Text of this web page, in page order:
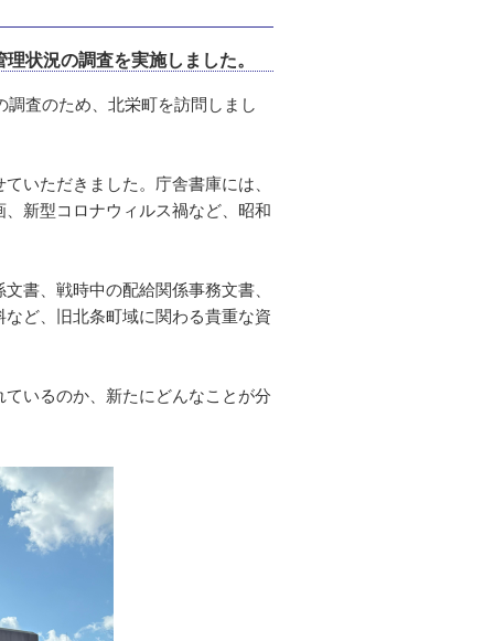
状況の調査を実施しました。
査のため、北栄町を訪問しまし
いただきました。庁舎書庫には、
新型コロナウィルス禍など、昭和
書、戦時中の配給関係事務文書、
ど、旧北条町域に関わる貴重な資
いるのか、新たにどんなことが分